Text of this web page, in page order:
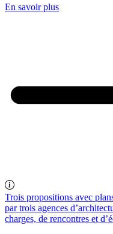
En savoir plus
Trois propositions avec
par trois agences
charges, de rencontres et